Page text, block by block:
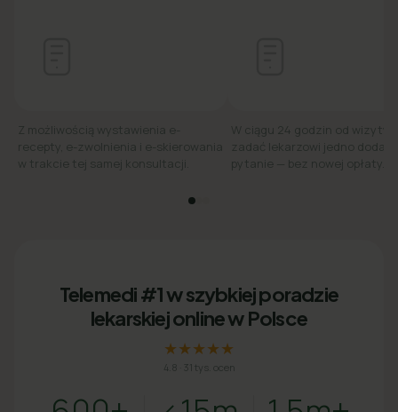
Z możliwością wystawienia e-
recepty, e-zwolnienia i e-skierowania
w trakcie tej samej konsultacji.
W ciągu 24 godzin od wizyty
zadać lekarzowi jedno
pytanie — bez nowej opłaty.
Telemedi #1 w szybkiej poradzie
lekarskiej online w Polsce
★★★★★
4.8 31 tys. ocen